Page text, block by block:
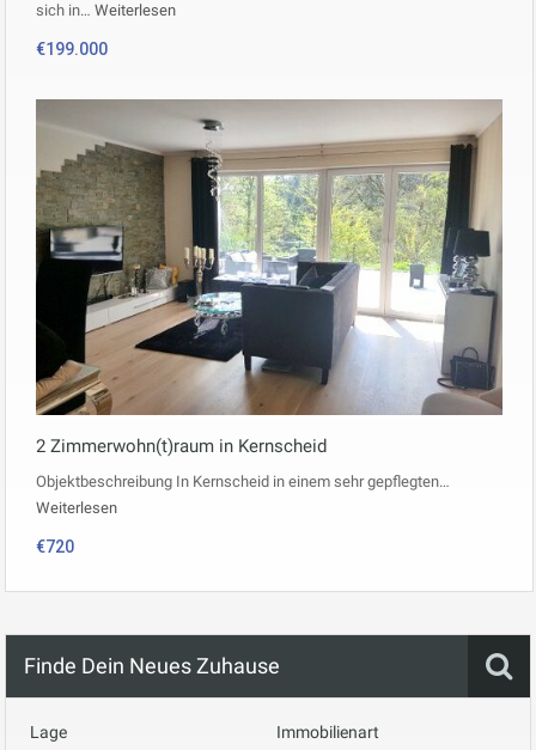
sich in… Weiterlesen
€199.000
2 Zimmerwohn(t)raum in Kernscheid
Objektbeschreibung In Kernscheid in einem sehr gepflegten…
Weiterlesen
€720
Finde Dein Neues Zuhause
Lage Immobilienart